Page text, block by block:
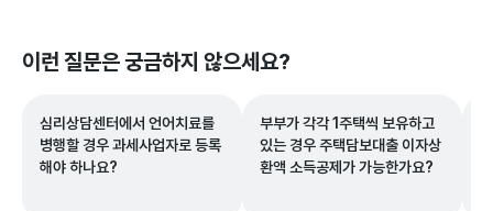
이런 질문은 궁금하지 않으세요?
심리상담센터에서 언어치료를
병행할 경우 과세사업자로 등록
해야 하나요?
부부가 각각 1주택씩 보유하고
있는 경우 주택담보대출 이자상
환액 소득공제가 가능한가요?